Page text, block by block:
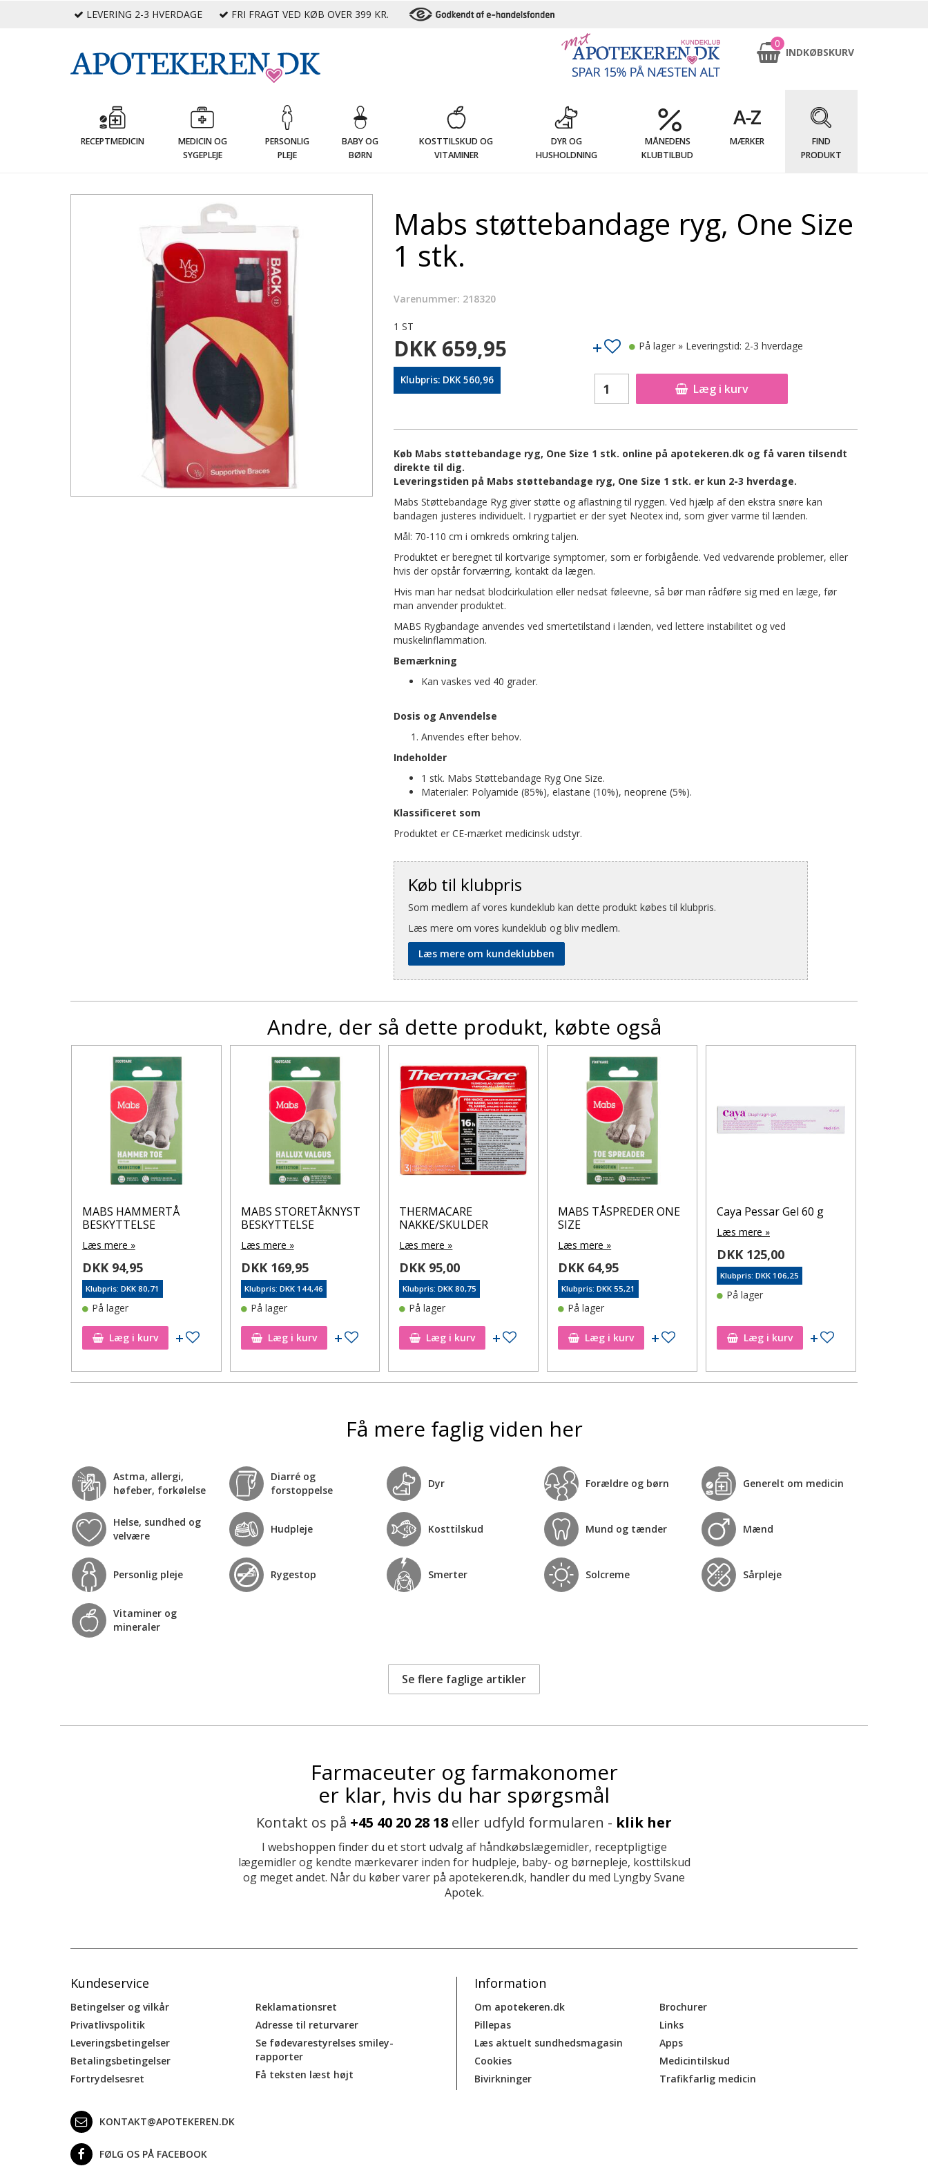
LEVERING 2-3 HVERDAGE FRI FRAGT VED KØB OVER 399 KR.
0
INDKØBSKURV
RECEPTMEDICIN
MEDICIN OG
SYGEPLEJE
PERSONLIG
PLEJE
BABY OG
BØRN
KOSTTILSKUD OG
VITAMINER
DYR OG
HUSHOLDNING
MÅNEDENS
KLUBTILBUD
MÆRKER
FIND
PRODUKT
Mabs støttebandage ryg, One Size
1 stk.
Varenummer: 218320
1 ST
DKK 659,95
Klubpris: DKK 560,96
Læg i kurv
På lager » Leveringstid: 2-3 hverdage
Køb Mabs støttebandage ryg, One Size 1 stk. online på apotekeren.dk og få varen tilsendt
direkte til dig.
Leveringstiden på Mabs støttebandage ryg, One Size 1 stk. er kun 2-3 hverdage.
Mabs Støttebandage Ryg giver støtte og aflastning til ryggen. Ved hjælp af den ekstra snøre kan
bandagen justeres individuelt. I rygpartiet er der syet Neotex ind, som giver varme til lænden.
Mål: 70-110 cm i omkreds omkring taljen.
Produktet er beregnet til kortvarige symptomer, som er forbigående. Ved vedvarende problemer, eller
hvis der opstår forværring, kontakt da lægen.
Hvis man har nedsat blodcirkulation eller nedsat føleevne, så bør man rådføre sig med en læge, før
man anvender produktet.
MABS Rygbandage anvendes ved smertetilstand i lænden, ved lettere instabilitet og ved
muskelinflammation.
Bemærkning
Kan vaskes ved 40 grader.
Dosis og Anvendelse
Anvendes efter behov.
Indeholder
1 stk. Mabs Støttebandage Ryg One Size.
Materialer: Polyamide (85%), elastane (10%), neoprene (5%).
Klassificeret som
Produktet er CE-mærket medicinsk udstyr.
Køb til klubpris
Som medlem af vores kundeklub kan dette produkt købes til klubpris.
Læs mere om vores kundeklub og bliv medlem.
Læs mere om kundeklubben
Andre, der så dette produkt, købte også
Tilføj til ønskeseddel
MABS HAMMERTÅ
BESKYTTELSE
Læs mere »
DKK 94,95
Klubpris: DKK 80,71
På lager
Læg i kurv Tilføj til ønskeseddel
MABS STORETÅKNYST
BESKYTTELSE
Læs mere »
DKK 169,95
Klubpris: DKK 144,46
På lager
Læg i kurv Tilføj til ønskeseddel
THERMACARE
NAKKE/SKULDER
Læs mere »
DKK 95,00
Klubpris: DKK 80,75
På lager
Læg i kurv Tilføj til ønskeseddel
MABS TÅSPREDER ONE
SIZE
Læs mere »
DKK 64,95
Klubpris: DKK 55,21
På lager
Læg i kurv Tilføj til ønskeseddel
Caya Pessar Gel 60 g
Læs mere »
DKK 125,00
Klubpris: DKK 106,25
På lager
Læg i kurv Tilføj til ønskeseddel
Få mere faglig viden her
Astma, allergi,
høfeber, forkølelse
Diarré og
forstoppelse
Dyr Forældre og børn Generelt om medicin
Helse, sundhed og
velvære
Hudpleje Kosttilskud Mund og tænder Mænd
Personlig pleje Rygestop Smerter Solcreme Sårpleje
Vitaminer og
mineraler
Se flere faglige artikler
Farmaceuter og farmakonomer
er klar, hvis du har spørgsmål
Kontakt os på +45 40 20 28 18 eller udfyld formularen - klik her
I webshoppen finder du et stort udvalg af håndkøbslægemidler, receptpligtige
lægemidler og kendte mærkevarer inden for hudpleje, baby- og børnepleje, kosttilskud
og meget andet. Når du køber varer på apotekeren.dk, handler du med Lyngby Svane
Apotek.
Kundeservice
Betingelser og vilkår
Privatlivspolitik
Leveringsbetingelser
Betalingsbetingelser
Fortrydelsesret
Reklamationsret
Adresse til returvarer
Se fødevarestyrelses smiley-
rapporter
Få teksten læst højt
Information
Om apotekeren.dk
Pillepas
Læs aktuelt sundhedsmagasin
Cookies
Bivirkninger
Brochurer
Links
Apps
Medicintilskud
Trafikfarlig medicin
KONTAKT@APOTEKEREN.DK
FØLG OS PÅ FACEBOOK